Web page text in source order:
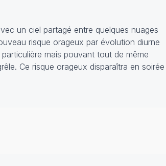
un ciel partagé entre quelques nuages
risque orageux par évolution diurne
mais pouvant tout de même
Ce risque orageux disparaîtra en soirée